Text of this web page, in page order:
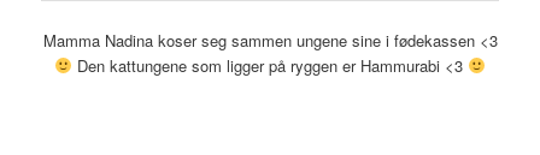
Mamma Nadina koser seg sammen ungene sine i fødekassen <3
Den kattungene som ligger på ryggen er Hammurabi <3